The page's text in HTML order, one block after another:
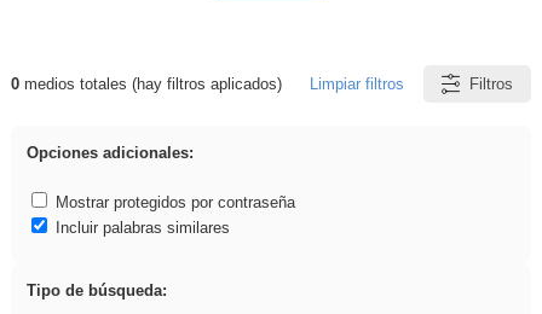
Resultados de: Crotona
0medios totales (hay filtros aplicados) Limpiar filtros Filtros
Opciones adicionales:
Mostrar protegidos por contraseña
Incluir palabras similares
Tipo de búsqueda: